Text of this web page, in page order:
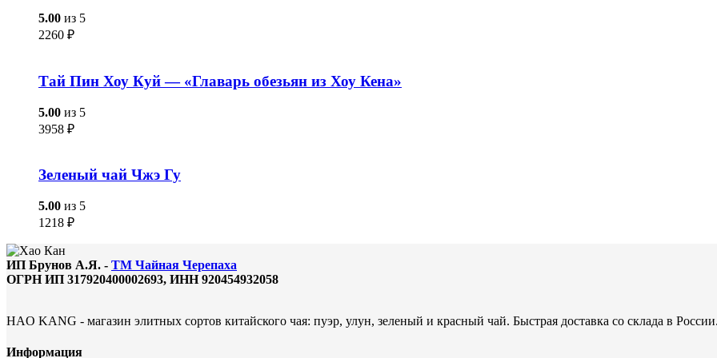
5.00 из 5
2260 ₽
Тай Пин Хоу Куй — «Главарь обезьян из Хоу Кена»
5.00 из 5
3958 ₽
Зеленый чай Чжэ Гу
5.00 из 5
1218 ₽
ИП Брунов А.Я. - ТМ Чайная Черепаха
ОГРН ИП 317920400002693, ИНН 920454932058
HAO KANG - магазин элитных сортов китайского чая: пуэр, улун, зеленый и красный чай. Быстрая доставка со склада в
Информация